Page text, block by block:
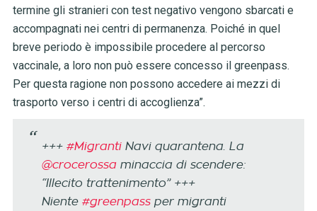
termine gli stranieri con test negativo vengono sbarcati e
accompagnati nei centri di permanenza. Poiché in quel
breve periodo è impossibile procedere al percorso
vaccinale, a loro non può essere concesso il greenpass.
Per questa ragione non possono accedere ai mezzi di
trasporto verso i centri di accoglienza”.
+++ #MigrantiNavi quarantena. La
@crocerossaminaccia di scendere:
“Illecito trattenimento” +++
Niente #greenpassper migranti